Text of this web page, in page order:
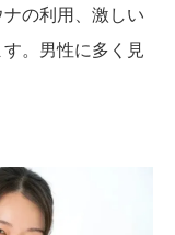
の利用、激しい
。男性に多く見